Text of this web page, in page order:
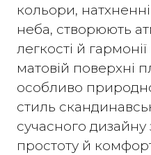
кольори, натхненні
неба, створюють
легкості й
матовій поверхні
особливо
стиль
сучасного
простоту й